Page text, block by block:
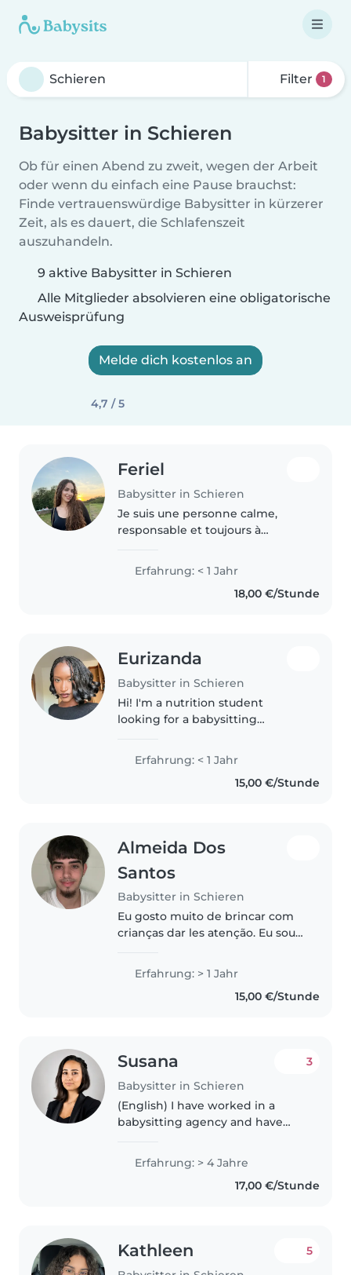
Filter 1
Babysitter in Schieren
Ob für einen Abend zu zweit, wegen der Arbeit
oder wenn du einfach eine Pause brauchst:
Finde vertrauenswürdige Babysitter in kürzerer
Zeit, als es dauert, die Schlafenszeit
auszuhandeln.
9 aktive Babysitter in Schieren
Alle Mitglieder absolvieren eine obligatorische
Ausweisprüfung
Melde dich kostenlos an
4,7 / 5
Feriel
Babysitter in Schieren
Je suis une personne calme,
responsable et toujours à
l’expérience en babysitting avec
des enfants de tous âges et
j’adore créer des activités
Erfahrung: < 1 Jahr
18,00 €/Stunde
Eurizanda
Babysitter in Schieren
Hi! I'm a nutrition student
looking for a babysitting
experience, I've cared for young
children in my family and
Erfahrung: < 1 Jahr
15,00 €/Stunde
Almeida Dos
Santos
Babysitter in Schieren
Eu gosto muito de brincar com
crianças dar les atenção. Eu sou
estou sempre desposto a ajudar.
Erfahrung: > 1 Jahr
15,00 €/Stunde
Susana
Babysitter in Schieren
3
(English) I have worked in a
babysitting agency and have
Since I was 12 years old, I've been
taking care of friends' and
family's children. I have..
Erfahrung: > 4 Jahre
17,00 €/Stunde
Kathleen 5